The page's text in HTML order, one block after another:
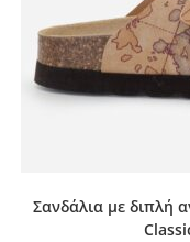
Σανδάλια με διπλή